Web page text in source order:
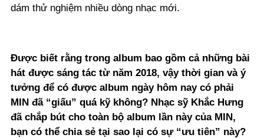
dám thử nghiệm nhiều dòng nhạc mới.
Được biết rằng trong album bao gồm cả những bài
hát được sáng tác từ năm 2018, vậy thời gian và ý
tưởng để có được album ngày hôm nay có phải
MIN đã “giấu” quá kỹ không? Nhạc sỹ Khắc Hưng
đã chắp bút cho toàn bộ album lần này của MIN,
bạn có thể chia sẻ tại sao lại có sự “ưu tiên” này?